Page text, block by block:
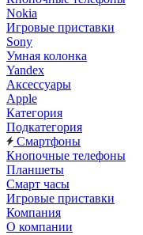
Nokia
Игровые приставки
Sony
Умная колонка
Yandex
Аксессуары
Apple
Категория
Подкатегория
Смартфоны
Кнопочные телефоны
Планшеты
Смарт часы
Игровые приставки
Компания
О компании